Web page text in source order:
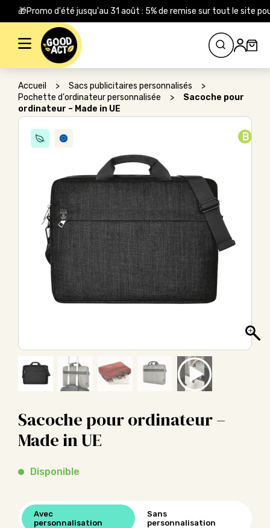
🎁Promo d'été jusqu'au 31 août : 5% de remise sur tout le site
Rechercher :
Accueil > Sacs publicitaires personnalisés
>
Pochette d'ordinateur personnalisée
>
Sacoche pour
ordinateur – Made in UE
B
Sacoche pour ordinateur –
Made in UE
Disponible
Avec
personnalisation
Sans
personnalisation